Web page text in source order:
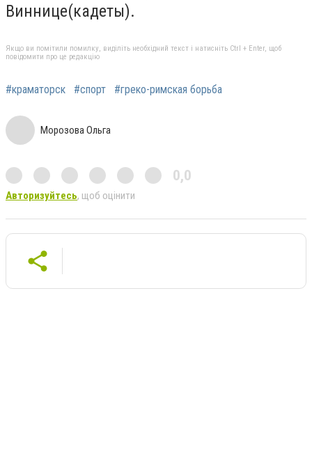
Виннице(кадеты).
Якщо ви помітили помилку, виділіть необхідний текст і натисніть Ctrl + Enter, щоб
повідомити про це редакцію
#краматорск #спорт #греко-римская борьба
Морозова Ольга
0,0
Авторизуйтесь, щоб оцінити